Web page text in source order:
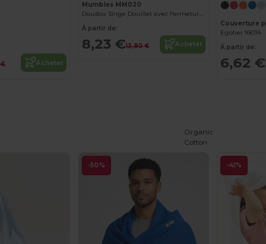
€ Acheter
Mumbles MM020
Doudou Singe Douillet avec Fermeture Éclair
À partir de:
8,23 €13,80 € Acheter
Egotier 99074
À partir de:
6,62 €
-50% -41%
Organic
Cotton